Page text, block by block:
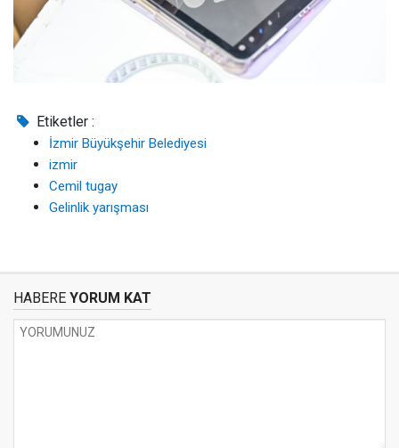
Etiketler :
İzmir Büyükşehir Belediyesi
izmir
Cemil tugay
Gelinlik yarışması
HABERE YORUM KAT